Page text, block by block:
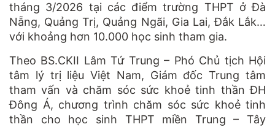
tháng 3/2026 tại các điểm trường THPT ở Đà
Nẵng, Quảng Trị, Quảng Ngãi, Gia Lai, Đắk Lắk…
với khoảng hơn 10.000 học sinh tham gia.
Theo BS.CKII Lâm Tứ Trung – Phó Chủ tịch Hội
tâm lý trị liệu Việt Nam, Giám đốc Trung tâm
tham vấn và chăm sóc sức khoẻ tinh thần ĐH
Đông Á, chương trình chăm sóc sức khoẻ tinh
thần cho học sinh THPT miền Trung – Tây